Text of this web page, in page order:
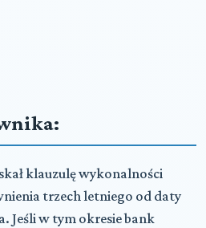
klauzulę wykonalności
trzech letniego od daty
Jeśli w tym okresie bank